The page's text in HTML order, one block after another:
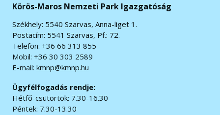
Körös-Maros Nemzeti Park Igazgatóság
Székhely: 5540 Szarvas, Anna-liget 1.
Postacím: 5541 Szarvas, Pf.: 72.
Telefon: +36 66 313 855
Mobil: +36 30 303 2589
E-mail: kmnp@kmnp.hu
Ügyfélfogadás rendje:
Hétfő-csütörtök: 7.30-16.30
Péntek: 7.30-13.30